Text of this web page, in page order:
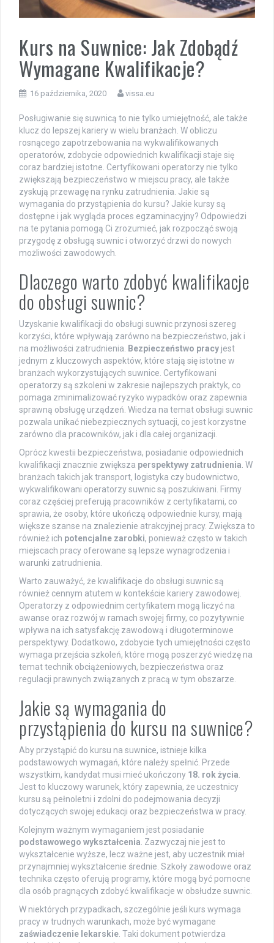
Kurs na Suwnice: Jak Zdobądź
Wymagane Kwalifikacje?
16 października, 2020 vissa.eu
Posługiwanie się suwnicą to nie tylko umiejętność, ale także
klucz do lepszej kariery w wielu branżach. W obliczu
rosnącego zapotrzebowania na wykwalifikowanych
operatorów, zdobycie odpowiednich kwalifikacji staje się
coraz bardziej istotne. Certyfikowani operatorzy nie tylko
zwiększają bezpieczeństwo w miejscu pracy, ale także
zyskują przewagę na rynku zatrudnienia. Jakie są
wymagania do przystąpienia do kursu? Jakie kursy są
dostępne i jak wygląda proces egzaminacyjny? Odpowiedzi
na te pytania pomogą Ci zrozumieć, jak rozpocząć swoją
przygodę z obsługą suwnic i otworzyć drzwi do nowych
możliwości zawodowych.
Dlaczego warto zdobyć kwalifikacje
do obsługi suwnic?
Uzyskanie kwalifikacji do obsługi suwnic przynosi szereg
korzyści, które wpływają zarówno na bezpieczeństwo, jak i
na możliwości zatrudnienia. Bezpieczeństwo pracy jest
jednym z kluczowych aspektów, które stają się istotne w
branżach wykorzystujących suwnice. Certyfikowani
operatorzy są szkoleni w zakresie najlepszych praktyk, co
pomaga zminimalizować ryzyko wypadków oraz zapewnia
sprawną obsługę urządzeń. Wiedza na temat obsługi suwnic
pozwala unikać niebezpiecznych sytuacji, co jest korzystne
zarówno dla pracowników, jak i dla całej organizacji.
Oprócz kwestii bezpieczeństwa, posiadanie odpowiednich
kwalifikacji znacznie zwiększa perspektywy zatrudnienia. W
branżach takich jak transport, logistyka czy budownictwo,
wykwalifikowani operatorzy suwnic są poszukiwani. Firmy
coraz częściej preferują pracowników z certyfikatami, co
sprawia, że osoby, które ukończą odpowiednie kursy, mają
większe szanse na znalezienie atrakcyjnej pracy. Zwiększa to
również ich potencjalne zarobki, ponieważ często w takich
miejscach pracy oferowane są lepsze wynagrodzenia i
warunki zatrudnienia.
Warto zauważyć, że kwalifikacje do obsługi suwnic są
również cennym atutem w kontekście kariery zawodowej.
Operatorzy z odpowiednim certyfikatem mogą liczyć na
awanse oraz rozwój w ramach swojej firmy, co pozytywnie
wpływa na ich satysfakcję zawodową i długoterminowe
perspektywy. Dodatkowo, zdobycie tych umiejętności często
wymaga przejścia szkoleń, które mogą poszerzyć wiedzę na
temat technik obciążeniowych, bezpieczeństwa oraz
regulacji prawnych związanych z pracą w tym obszarze.
Jakie są wymagania do
przystąpienia do kursu na suwnice?
Aby przystąpić do kursu na suwnice, istnieje kilka
podstawowych wymagań, które należy spełnić. Przede
wszystkim, kandydat musi mieć ukończony 18. rok życia.
Jest to kluczowy warunek, który zapewnia, że uczestnicy
kursu są pełnoletni i zdolni do podejmowania decyzji
dotyczących swojej edukacji oraz bezpieczeństwa w pracy.
Kolejnym ważnym wymaganiem jest posiadanie
podstawowego wykształcenia. Zazwyczaj nie jest to
wykształcenie wyższe, lecz ważne jest, aby uczestnik miał
przynajmniej wykształcenie średnie. Szkoły zawodowe oraz
technika często oferują programy, które mogą być pomocne
dla osób pragnących zdobyć kwalifikacje w obsłudze suwnic.
W niektórych przypadkach, szczególnie jeśli kurs wymaga
pracy w trudnych warunkach, może być wymagane
zaświadczenie lekarskie. Taki dokument potwierdza